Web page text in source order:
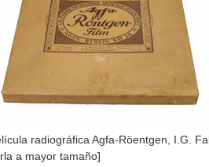
radiográfica Agfa-Röentgen, I.G.
a mayor tamaño]